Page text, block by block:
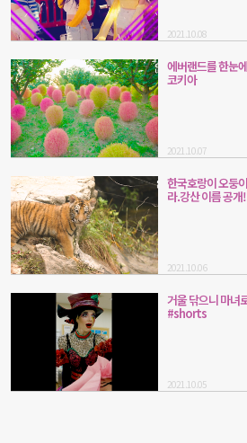
2021.10.08
에버랜드를 한눈
코키아
2021.10.07
한국호랑이 오둥
라.강산 이름 공
2021.10.06
거울 닦으니 마녀
#shorts
2021.10.05